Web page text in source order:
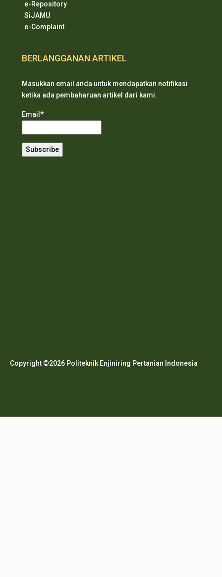
e-Repository
SiJAMU
e-Complaint
BERLANGGANAN ARTIKEL
Masukkan email anda untuk mendapatkan notifikasi
ketika ada pembaharuan artikel dari kami.
Email*
Copyright ©2026 Politeknik Enjiniring Pertanian Indonesia